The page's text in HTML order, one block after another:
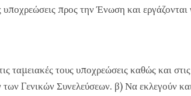
προς την Ένωση και
ταμειακές τους υποχρεώσεις καθώς και
Γενικών Συνελεύσεων. β) Να εκλεγούν